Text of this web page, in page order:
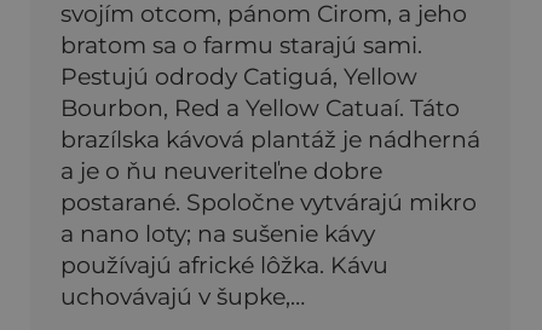
svojím otcom, pánom Cirom, a jeho
bratom sa o farmu starajú sami.
Pestujú odrody Catiguá, Yellow
Bourbon, Red a Yellow Catuaí. Táto
brazílska kávová plantáž je nádherná
a je o ňu neuveriteľne dobre
postarané. Spoločne vytvárajú mikro
a nano loty; na sušenie kávy
používajú africké lôžka. Kávu
uchovávajú v šupke,…